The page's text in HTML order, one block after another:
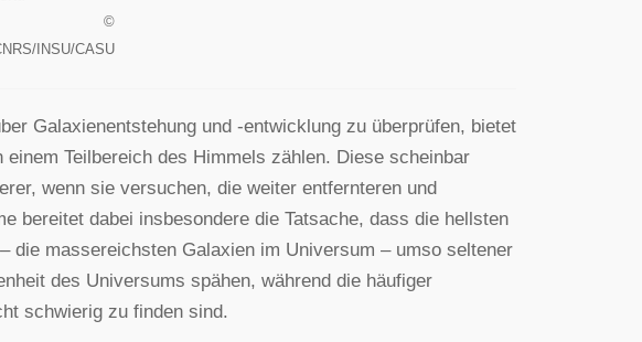
©
INSU/CASU
Galaxienentstehung und -entwicklung zu überprüfen, bietet
Teilbereich des Himmels zählen. Diese scheinbar
wenn sie versuchen, die weiter entfernteren und
bereitet dabei insbesondere die Tatsache, dass die hellsten
die massereichsten Galaxien im Universum – umso seltener
des Universums spähen, während die häufiger
schwierig zu finden sind.